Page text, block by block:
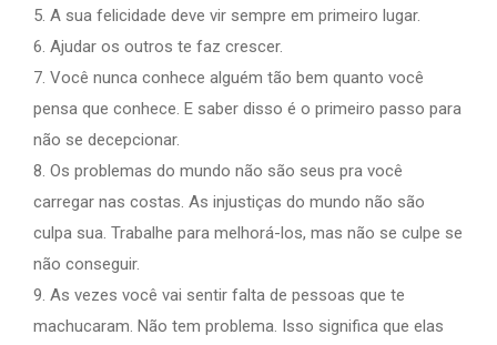
5. A sua felicidade deve vir sempre em primeiro lugar.
6. Ajudar os outros te faz crescer.
7. Você nunca conhece alguém tão bem quanto você
pensa que conhece. E saber disso é o primeiro passo para
não se decepcionar.
8. Os problemas do mundo não são seus pra você
carregar nas costas. As injustiças do mundo não são
culpa sua. Trabalhe para melhorá-los, mas não se culpe se
não conseguir.
9. As vezes você vai sentir falta de pessoas que te
machucaram. Não tem problema. Isso significa que elas